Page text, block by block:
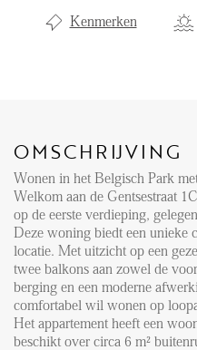
Kenmerken
OMSCHRIJVING
Wonen in het Belgisch Park
Welkom aan de Gentsestraat
op de eerste verdieping,
Deze woning biedt een unieke
locatie. Met uitzicht op een
twee balkons aan zowel de
berging en een moderne
comfortabel wil wonen op
Het appartement heeft een
beschikt over circa 6 m²
Verkoop
LOCAL
OVER
FAQ
Reviews
Werken bij